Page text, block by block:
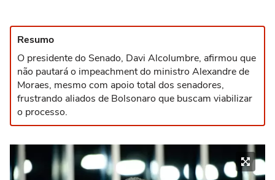
Resumo
O presidente do Senado, Davi Alcolumbre, afirmou que
não pautará o impeachment do ministro Alexandre de
Moraes, mesmo com apoio total dos senadores,
frustrando aliados de Bolsonaro que buscam viabilizar
o processo.